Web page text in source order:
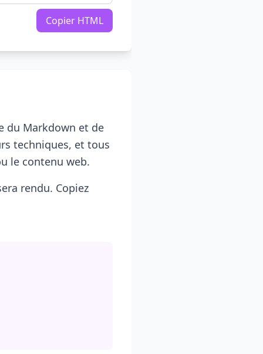
Copier HTML
du Markdown et de
techniques, et tous
le contenu web.
rendu. Copiez